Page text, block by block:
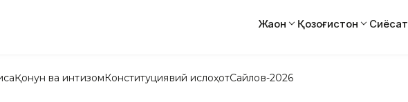
Жаҳон Қозоғистон Сиёсат
Қонун ва интизомКонституциявий ислоҳотСайлов-2026